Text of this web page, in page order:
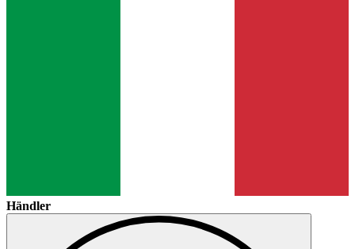
Händler